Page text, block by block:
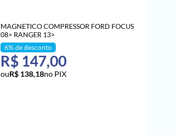
MAGNETICO COMPRESSOR FORD FOCUS
08> RANGER 13>
R$ 138,18no PIX
R$ 147,00